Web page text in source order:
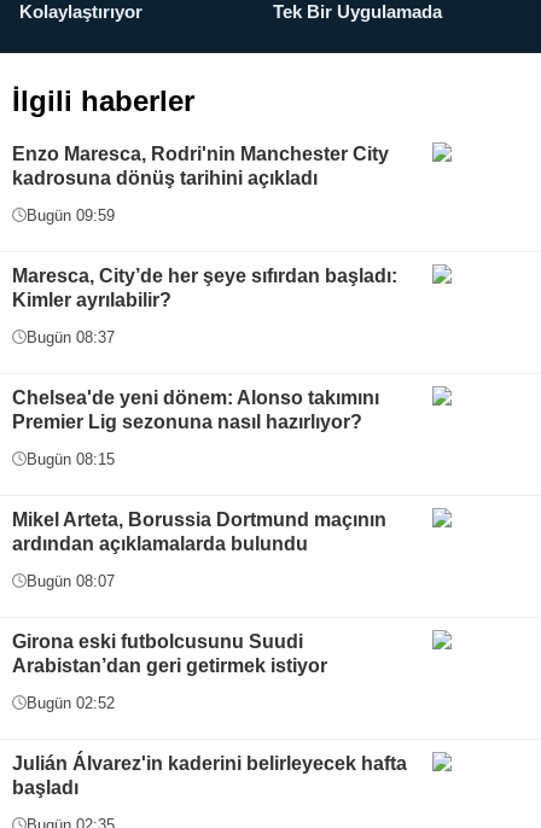
Kolaylaştırıyor
Tek Bir Uygulamada
İlgili haberler
Enzo Maresca, Rodri'nin Manchester City
kadrosuna dönüş tarihini açıkladı
Bugün 09:59
Maresca, City’de her şeye sıfırdan başladı:
Kimler ayrılabilir?
Bugün 08:37
Chelsea'de yeni dönem: Alonso takımını
Premier Lig sezonuna nasıl hazırlıyor?
Bugün 08:15
Mikel Arteta, Borussia Dortmund maçının
ardından açıklamalarda bulundu
Bugün 08:07
Girona eski futbolcusunu Suudi
Arabistan’dan geri getirmek istiyor
Bugün 02:52
Julián Álvarez'in kaderini belirleyecek hafta
başladı